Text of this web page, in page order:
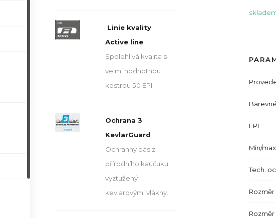
EPI
Min/
Tech.
Rozměr
Linie kvality
Active line
Spolehlivá kvalita s
velmi hodnotnou
kostrou 50 EPI
Ochrana 3
KevlarGuard
Ochranný pás z
přírodního kaučuku
vyztužený
kevlarovými vlákny.